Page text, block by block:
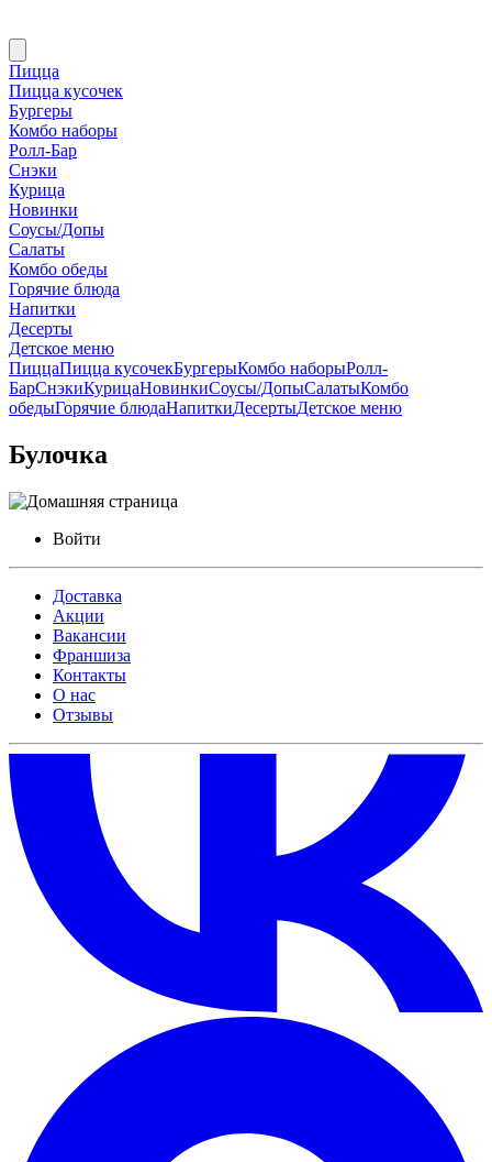
Пицца
Пицца кусочек
Бургеры
Комбо наборы
Ролл-Бар
Снэки
Курица
Новинки
Соусы/Допы
Салаты
Комбо обеды
Горячие блюда
Напитки
Десерты
Детское меню
ПиццаПицца кусочекБургерыКомбо наборыРолл-
БарСнэкиКурицаНовинкиСоусы/ДопыСалатыКомбо
обедыГорячие блюдаНапиткиДесертыДетское меню
Булочка
Войти
Доставка
Акции
Вакансии
Франшиза
Контакты
О нас
Отзывы